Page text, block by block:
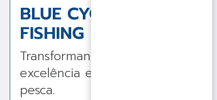
BLUE CYCLE &
FISHING
Transformando vidas com
excelência em ciclismo e
pesca.